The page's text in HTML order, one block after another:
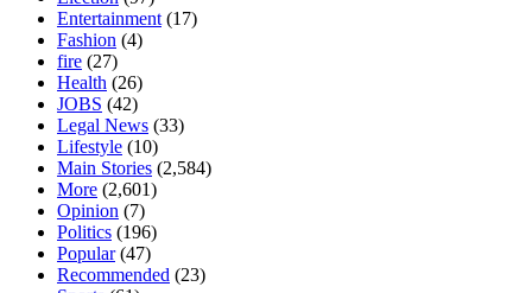
Entertainment (17)
Fashion (4)
fire (27)
Health (26)
JOBS (42)
Legal News (33)
Lifestyle (10)
Main Stories (2,584)
More (2,601)
Opinion (7)
Politics (196)
Popular(47)
Recommended (23)